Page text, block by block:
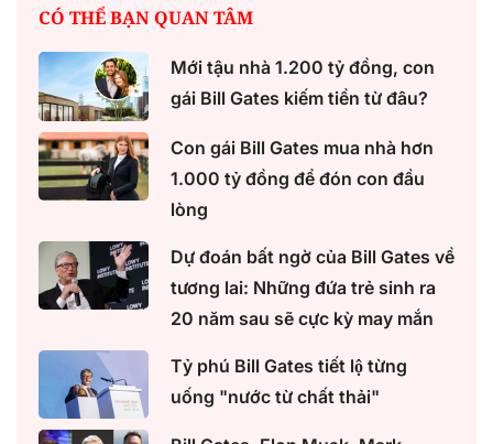
CÓ THỂ BẠN QUAN TÂM
Con gái Bill Gates mua nhà hơn
1.000 tỷ đồng để đón con đầu
lòng
Dự đoán bất ngờ của Bill Gates về
tương lai: Những đứa trẻ sinh ra
20 năm sau sẽ cực kỳ may mắn
Tỷ phú Bill Gates tiết lộ từng
uống "nước từ chất thải"